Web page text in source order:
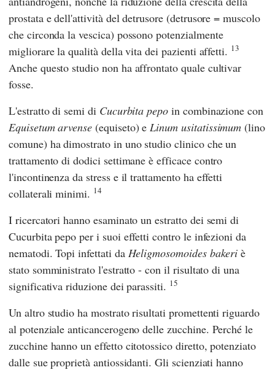
prostata e dell'attività del detrusore (detrusore = muscolo
che circonda la vescica) possono potenzialmente
migliorare la qualità della vita dei pazienti affetti. 13
Anche questo studio non ha affrontato quale cultivar
fosse.
L'estratto di semi di Cucurbita pepo in combinazione con
Equisetum arvense (equiseto) eLinum usitatissimum (lino
comune) ha dimostrato in uno studio clinico che un
trattamento di dodici settimane è efficace contro
l'incontinenza da stress e il trattamento ha effetti
collaterali minimi. 14
I ricercatori hanno esaminato un estratto dei semi di
Cucurbita pepo per i suoi effetti contro le infezioni da
nematodi. Topi infettati da Heligmosomoides bakeri è
stato somministrato l'estratto - con il risultato di una
significativa riduzione dei parassiti. 15
Un altro studio ha mostrato risultati promettenti riguardo
al potenziale anticancerogeno delle zucchine. Perché le
zucchine hanno un effetto citotossico diretto, potenziato
dalle sue proprietà antiossidanti. Gli scienziati hanno